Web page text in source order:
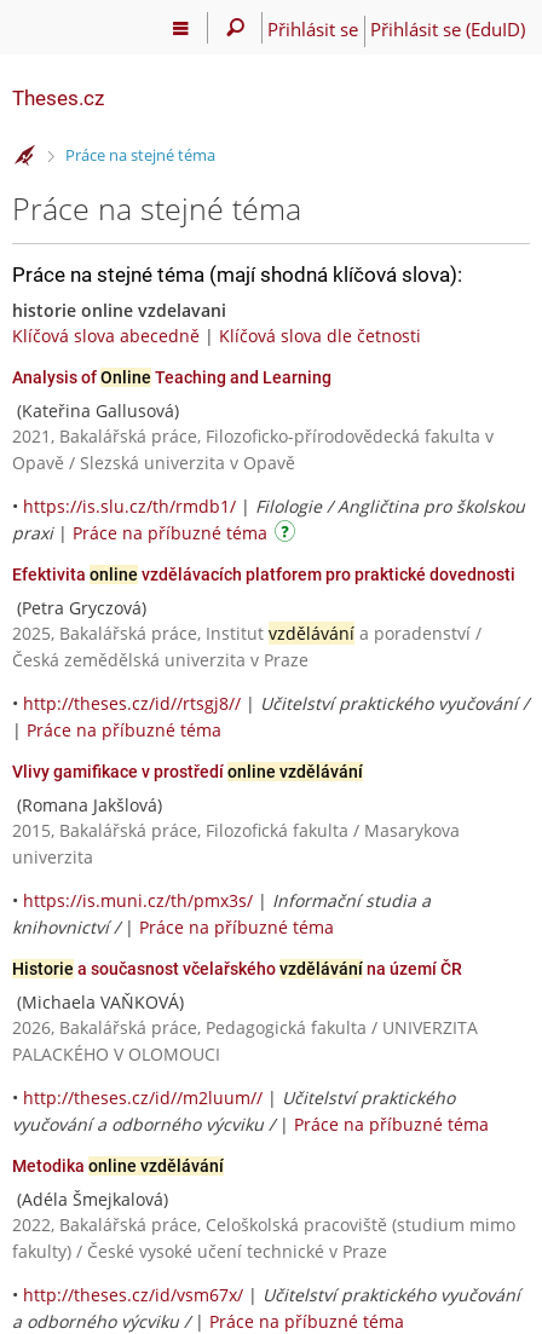
Přihlásit se Přihlásit se (EduID)
Theses.cz
>Práce na stejné téma
Práce na stejné téma
Práce na stejné téma (mají shodná klíčová slova):
historie online vzdelavani
Klíčová slova abecedně | Klíčová slova dle četnosti
Analysis ofOnline Teaching and Learning
(Kateřina Gallusová)
2021, Bakalářská práce, Filozoficko-přírodovědecká fakulta v
Opavě / Slezská univerzita v Opavě
• https://is.slu.cz/th/rmdb1/ | Filologie / Angličtina pro školskou
praxi| Práce na příbuzné téma
Efektivita online vzdělávacích platforem pro praktické dovednosti
(Petra Gryczová)
2025, Bakalářská práce, Institut vzdělávání a poradenství /
Česká zemědělská univerzita v Praze
• http://theses.cz/id//rtsgj8// | Učitelství praktického vyučování /
| Práce na příbuzné téma
Vlivy gamifikace v prostředíonline vzdělávání
(Romana Jakšlová)
2015, Bakalářská práce, Filozofická fakulta / Masarykova
univerzita
• https://is.muni.cz/th/pmx3s/ | Informační studia a
knihovnictví / | Práce na příbuzné téma
Historie a současnost včelařskéhovzdělávánína území ČR
(Michaela VAŇKOVÁ)
2026, Bakalářská práce, Pedagogická fakulta / UNIVERZITA
PALACKÉHO V OLOMOUCI
• http://theses.cz/id//m2luum// | Učitelství praktického
vyučování a odborného výcviku / | Práce na příbuzné téma
Metodika online vzdělávání
(Adéla Šmejkalová)
2022, Bakalářská práce, Celoškolská pracoviště (studium mimo
fakulty) / České vysoké učení technické v Praze
• http://theses.cz/id/vsm67x/ | Učitelství praktického vyučování
a odborného výcviku / | Práce na příbuzné téma